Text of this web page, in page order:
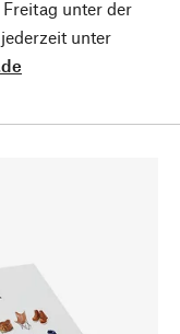
unter der
unter